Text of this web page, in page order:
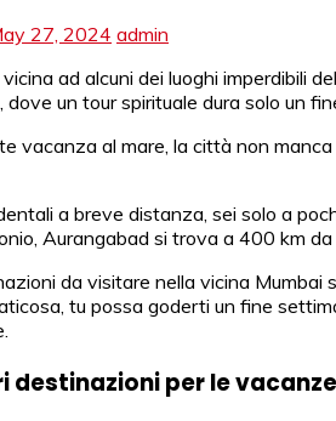
27, 2024 admin
ad alcuni dei luoghi imperdibili
dove un tour spirituale dura solo un
vacanza al mare, la città non
a breve distanza, sei solo a
Aurangabad si trova a 400 km
da visitare nella vicina
tu possa goderti un fine
destinazioni per le